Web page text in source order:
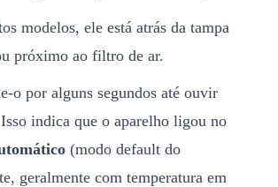
modelos, ele está atrás da tampa
próximo ao filtro de ar.
o por alguns segundos até ouvir
indica que o aparelho ligou no
(modo default do
geralmente com temperatura em